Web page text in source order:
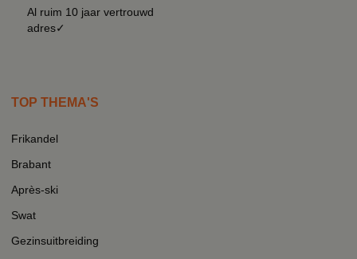
Al ruim 10 jaar vertrouwd
adres✓
TOP THEMA'S
Frikandel
Brabant
Après-ski
Swat
Gezinsuitbreiding